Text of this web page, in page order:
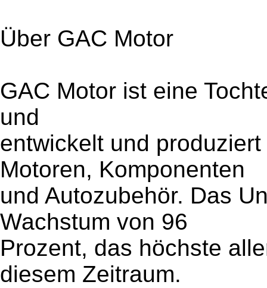
Über GAC Motor
GAC Motor ist eine
und
entwickelt und
Motoren, Komponenten
und Autozubehör. Das
Wachstum von 96
Prozent, das höchste
diesem Zeitraum.